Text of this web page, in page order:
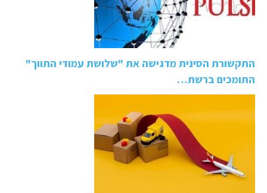
התקשורת הסינית מדגישה את "שלושת עמודי התווך"
התומכים ברשת…